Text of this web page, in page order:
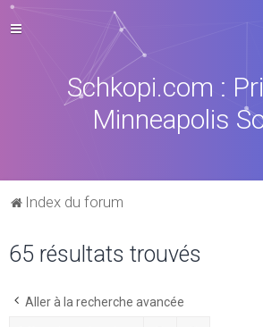
Schkopi.com :
Minneapolis
Index du forum
65 résultats trouvés
Aller à la recherche avancée